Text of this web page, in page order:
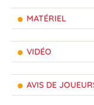
MATÉRIEL
VIDÉO
AVIS DE